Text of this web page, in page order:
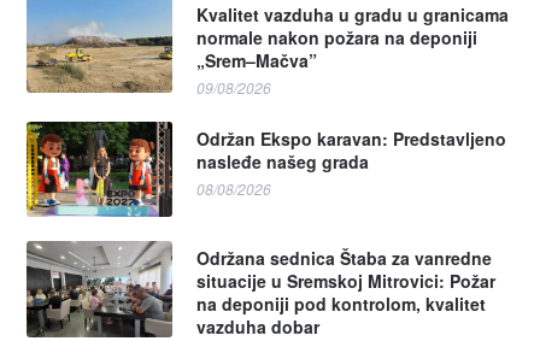
Kvalitet vazduha u gradu u granicama
normale nakon požara na deponiji
„Srem–Mačva”
09/08/2026
Održan Ekspo karavan: Predstavljeno
nasleđe našeg grada
08/08/2026
Održana sednica Štaba za vanredne
situacije u Sremskoj Mitrovici: Požar
na deponiji pod kontrolom, kvalitet
vazduha dobar